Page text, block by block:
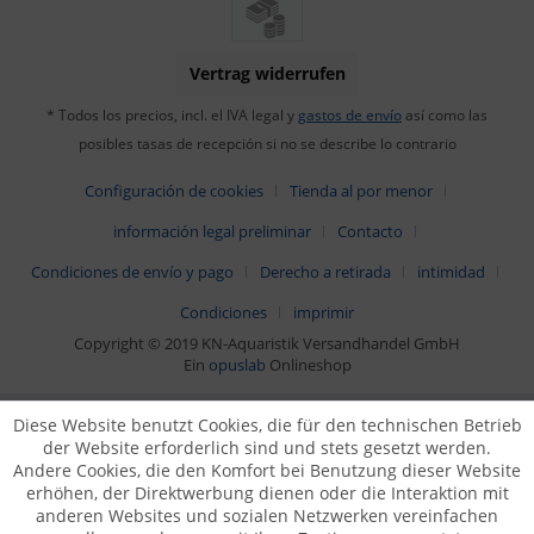
Vertrag widerrufen
* Todos los precios, incl. el IVA legal y gastos de envío así como las
posibles tasas de recepción si no se describe lo contrario
Configuración de cookies
Tienda al por menor
información legal preliminar
Contacto
Condiciones de envío y pago
Derecho a retirada
intimidad
Condiciones
imprimir
Copyright © 2019 KN-Aquaristik Versandhandel GmbH
Ein opuslab Onlineshop
Diese Website benutzt Cookies, die für den technischen Betrieb
der Website erforderlich sind und stets gesetzt werden.
Andere Cookies, die den Komfort bei Benutzung dieser Website
erhöhen, der Direktwerbung dienen oder die Interaktion mit
anderen Websites und sozialen Netzwerken vereinfachen